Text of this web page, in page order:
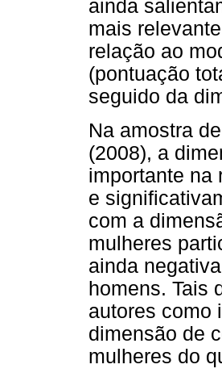
ainda
mais
relação ao
(pontuação
seguido da
Na amostra
(2008), a
importante na
e
com a
mulheres
ainda
homens. Tais
autores como
dimensão de
mulheres do